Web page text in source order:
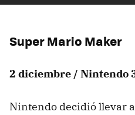
Super Mario Maker
2 diciembre / Nintendo
Nintendo decidió llevar